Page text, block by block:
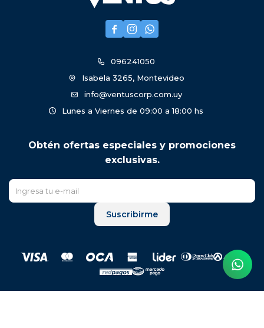
  
096241050
Isabela 3265, Montevideo
info@ventuscorp.com.uy
Lunes a Viernes de 09:00 a 18:00 hs
Obtén ofertas especiales y promociones
exclusivas.
Suscribirme